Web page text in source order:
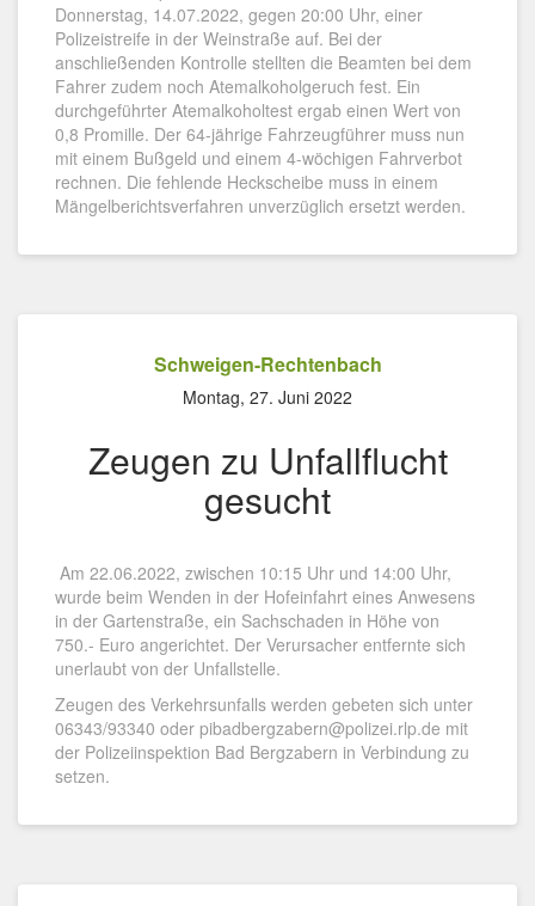
Donnerstag, 14.07.2022, gegen 20:00 Uhr, einer
Polizeistreife in der Weinstraße auf. Bei der
anschließenden Kontrolle stellten die Beamten bei dem
Fahrer zudem noch Atemalkoholgeruch fest. Ein
durchgeführter Atemalkoholtest ergab einen Wert von
0,8 Promille. Der 64-jährige Fahrzeugführer muss nun
mit einem Bußgeld und einem 4-wöchigen Fahrverbot
rechnen. Die fehlende Heckscheibe muss in einem
Mängelberichtsverfahren unverzüglich ersetzt werden.
Schweigen-Rechtenbach
Montag, 27. Juni 2022
Zeugen zu Unfallflucht
gesucht
Am 22.06.2022, zwischen 10:15 Uhr und 14:00 Uhr,
wurde beim Wenden in der Hofeinfahrt eines Anwesens
in der Gartenstraße, ein Sachschaden in Höhe von
750.- Euro angerichtet. Der Verursacher entfernte sich
unerlaubt von der Unfallstelle.
Zeugen des Verkehrsunfalls werden gebeten sich unter
06343/93340 oder pibadbergzabern@polizei.rlp.de mit
der Polizeiinspektion Bad Bergzabern in Verbindung zu
setzen.